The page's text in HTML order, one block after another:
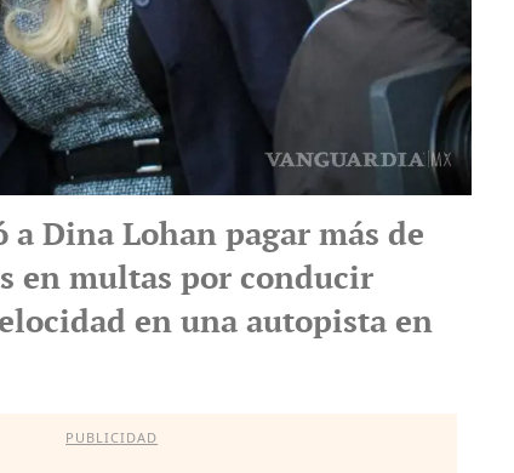
a Dina Lohan pagar más de
en multas por conducir
en una autopista en
PUBLICIDAD